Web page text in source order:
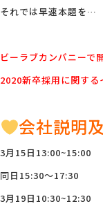
それでは早速本題を…
ビーラブカンパニーで
2020新卒採用に関する
会社説明
3月15日13:00~15:00
同日15:30～17:30
3月19日10:30~12:30